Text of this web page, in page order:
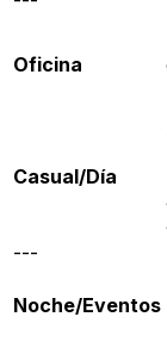
Oficina
Casual/Día
---
Noche/Eventos